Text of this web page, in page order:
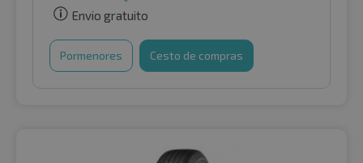
Envio gratuito
Pormenores Cesto de compras